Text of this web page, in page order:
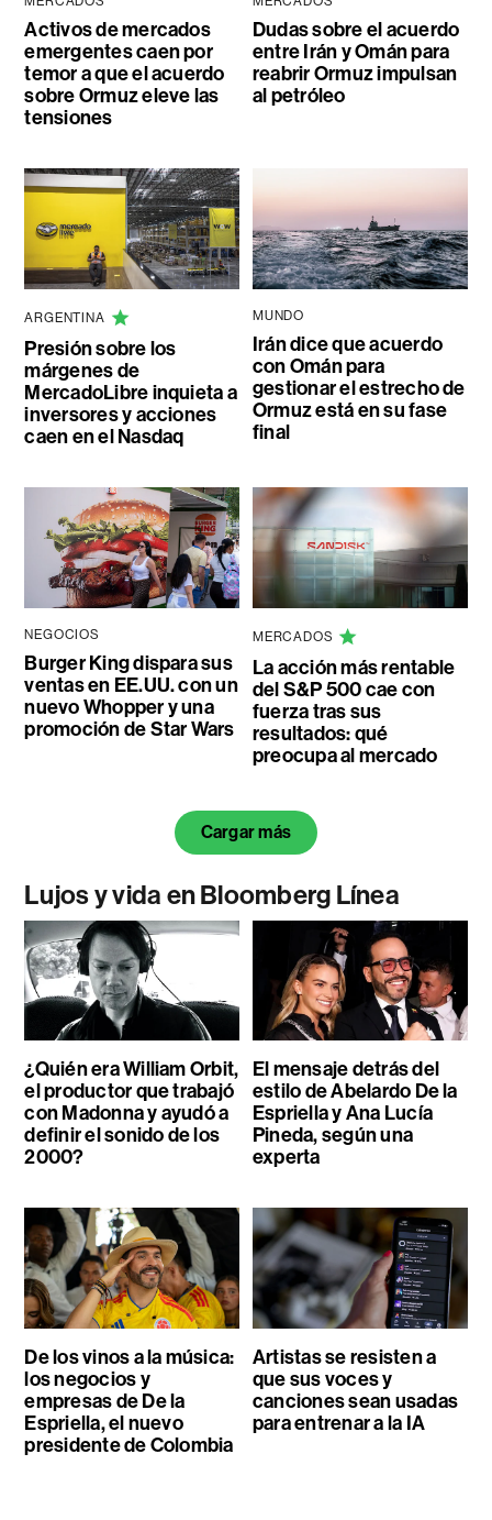
Activos de mercados
emergentes caen por
temor a que el acuerdo
sobre Ormuz eleve las
tensiones
Dudas sobre el acuerdo
entre Irán y Omán para
reabrir Ormuz impulsan
al petróleo
ARGENTINA
Presión sobre los
márgenes de
MercadoLibre inquieta a
inversores y acciones
caen en el Nasdaq
MUNDO
Irán dice que acuerdo
con Omán para
gestionar el estrecho de
Ormuz está en su fase
final
NEGOCIOS
Burger King dispara sus
ventas en EE.UU. con un
nuevo Whopper y una
promoción de Star Wars
MERCADOS
La acción más rentable
del S&P 500 cae con
fuerza tras sus
resultados: qué
preocupa al mercado
Cargar más
Lujos y vida en Bloomberg Línea
¿Quién era William Orbit,
el productor que trabajó
con Madonna y ayudó a
definir el sonido de los
2000?
El mensaje detrás del
estilo de Abelardo De la
Espriella y Ana Lucía
Pineda, según una
experta
De los vinos a la música:
los negocios y
empresas de De la
Espriella, el nuevo
presidente de Colombia
Artistas se resisten a
que sus voces y
canciones sean usadas
para entrenar a la IA